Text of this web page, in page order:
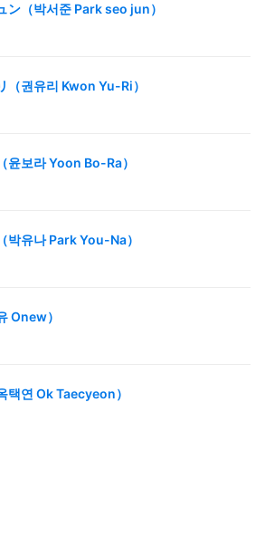
ン（박서준 Park seo jun）
（권유리 Kwon Yu-Ri）
윤보라 Yoon Bo-Ra）
박유나 Park You-Na）
Onew）
택연 Ok Taecyeon）